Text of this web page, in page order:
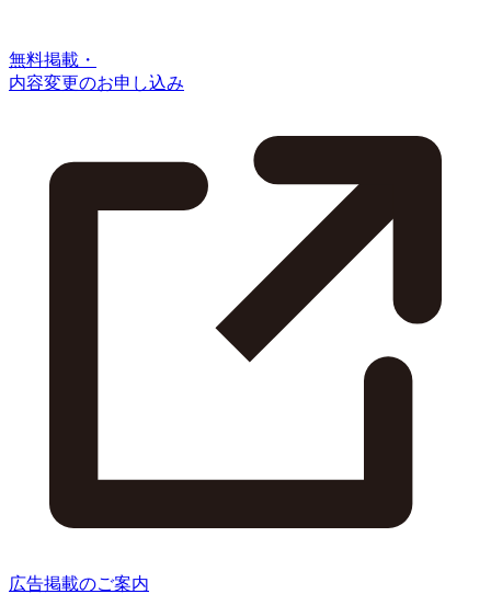
無料掲載・
内容変更のお申し込み
広告掲載のご案内